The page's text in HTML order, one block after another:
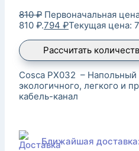
810₽ Первоначальная
810 ₽.794 ₽Текущая цена:
Рассчитать
Cosca PX032 – Напольный
экологичного, легкого и
кабель-канал
Ближайшая